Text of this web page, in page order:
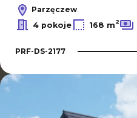
Parzęczew
4 pokoje
168 m2
PRF-DS-2177